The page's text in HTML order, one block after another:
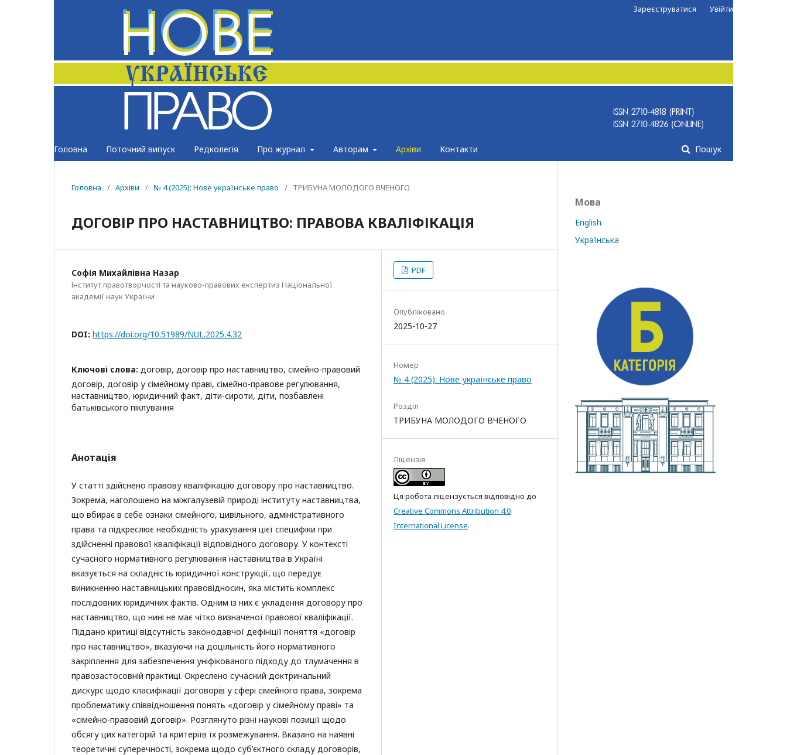
Головна Поточний випуск Редколегія Про журнал Авторам Архіви Контакти Пошук
Зареєструватися Увійти
Головна / Архіви / № 4 (2025): Нове українське право / ТРИБУНА МОЛОДОГО ВЧЕНОГО
ДОГОВІР ПРО НАСТАВНИЦТВО: ПРАВОВА КВАЛІФІКАЦІЯ
Софія Михайлівна Назар
Інститут правотворчості та науково-правових експертиз Національної
академії наук України
DOI: https://doi.org/10.51989/NUL.2025.4.32
Ключові слова: договір, договір про наставництво, сімейно-правовий
договір, договір у сімейному праві, сімейно-правове регулювання,
наставництво, юридичний факт, діти-сироти, діти, позбавлені
батьківського піклування
Анотація
У статті здійснено правову кваліфікацію договору про наставництво.
Зокрема, наголошено на міжгалузевій природі інституту наставництва,
що вбирає в себе ознаки сімейного, цивільного, адміністративного
права та підкреслює необхідність урахування цієї специфіки при
здійсненні правової кваліфікації відповідного договору. У контексті
сучасного нормативного регулювання наставництва в Україні
вказується на складність юридичної конструкції, що передує
виникненню наставницьких правовідносин, яка містить комплекс
послідовних юридичних фактів. Одним із них є укладення договору про
наставництво, що нині не має чітко визначеної правової кваліфікації.
Піддано критиці відсутність законодавчої дефініції поняття «договір
про наставництво», вказуючи на доцільність його нормативного
закріплення для забезпечення уніфікованого підходу до тлумачення в
правозастосовній практиці. Окреслено сучасний доктринальний
дискурс щодо класифікації договорів у сфері сімейного права, зокрема
проблематику співвідношення понять «договір у сімейному праві» та
«сімейно-правовий договір». Розглянуто різні наукові позиції щодо
обсягу цих категорій та критеріїв їх розмежування. Вказано на наявні
теоретичні суперечності, зокрема щодо суб’єктного складу договорів,
PDF
Опубліковано
2025-10-27
Номер
№ 4 (2025): Нове українське право
Розділ
ТРИБУНА МОЛОДОГО ВЧЕНОГО
Ліцензія
Ця робота ліцензується відповідно до
Creative Commons Attribution 4.0
International License.
Мова
English
Українська